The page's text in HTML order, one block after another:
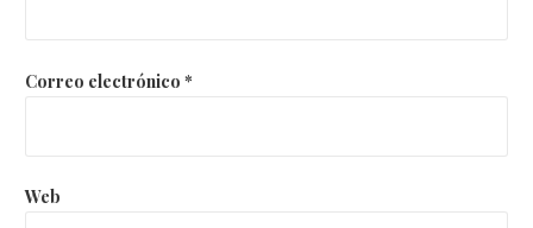
Correo electrónico *
Web